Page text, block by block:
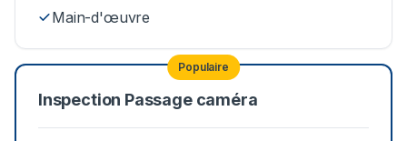
Main-d'œuvre
Populaire
Inspection Passage caméra